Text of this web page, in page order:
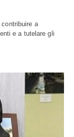
a
e a tutelare gli